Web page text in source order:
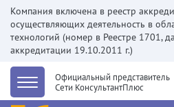
Компания включена в реестр
осуществляющих деятельность в
технологий (номер в Реестре 1701,
аккредитации 19.10.2011 г.)
Официальный представитель
Сети КонсультантПлюс